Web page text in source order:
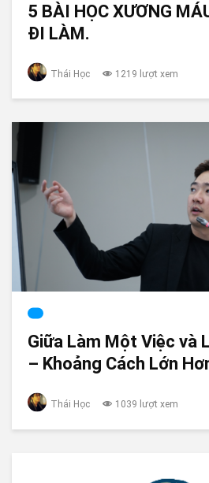
5 BÀI HỌC XƯƠNG
ĐI LÀM.
Thái Học 1219 lượt xem
Giữa Làm Một Việc và
– Khoảng Cách Lớn
Thái Học 1039 lượt xem